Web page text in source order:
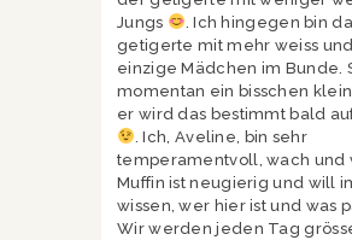
Jungs
. Ich hingegen bin
getigerte mit mehr weiss
einzige Mädchen im Bunde.
momentan ein bisschen
er wird das bestimmt bald
. Ich, Aveline, bin sehr
temperamentvoll, wach und
Muffin ist neugierig und will
wissen, wer hier ist und was
Wir werden jeden Tag